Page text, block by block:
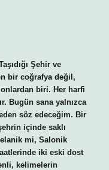
Şehir ve
bir coğrafya değil,
biri. Her harfi
Bugün sana yalnızca
söz edeceğim. Bir
içinde saklı
mi, Salonik
iki eski dost
kelimelerin